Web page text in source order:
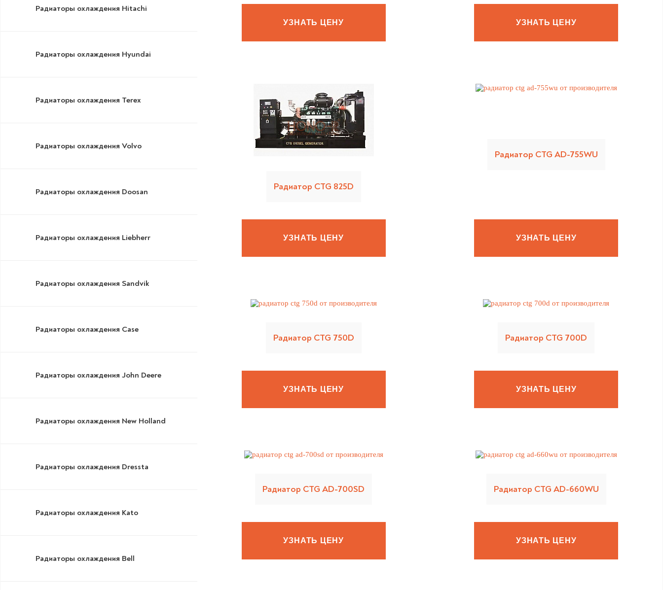
Радиаторы охлаждения Hitachi
Радиаторы охлаждения Hyundai
Радиаторы охлаждения Terex
Радиаторы охлаждения Volvo
Радиаторы охлаждения Doosan
Радиаторы охлаждения Liebherr
Радиаторы охлаждения Sandvik
Радиаторы охлаждения Case
Радиаторы охлаждения John Deere
Радиаторы охлаждения New Holland
Радиаторы охлаждения Dressta
Радиаторы охлаждения Kato
Радиаторы охлаждения Bell
УЗНАТЬ ЦЕНУ УЗНАТЬ ЦЕНУ
Радиатор CTG 825D
УЗНАТЬ ЦЕНУ
Радиатор CTG AD-755WU
УЗНАТЬ ЦЕНУ
Радиатор CTG 750D
УЗНАТЬ ЦЕНУ
Радиатор CTG 700D
УЗНАТЬ ЦЕНУ
Радиатор CTG AD-700SD
УЗНАТЬ ЦЕНУ
Радиатор CTG AD-660WU
УЗНАТЬ ЦЕНУ